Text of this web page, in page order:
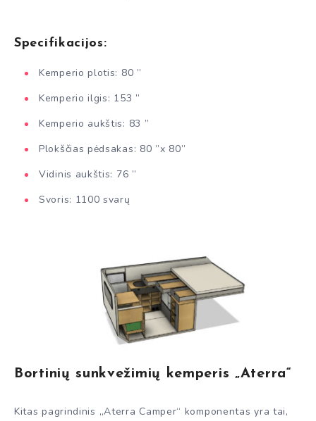
Specifikacijos:
Kemperio plotis: 80 ”
Kemperio ilgis: 153 ”
Kemperio aukštis: 83 ”
Plokščias pėdsakas: 80 ”x 80”
Vidinis aukštis: 76 ”
Svoris: 1100 svarų
Bortinių sunkvežimių kemperis „Aterra“
Kitas pagrindinis „Aterra Camper“ komponentas yra tai,